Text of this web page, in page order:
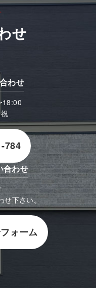
せ
わせ
18:00
784
合わせ
せ下さい。
ォーム